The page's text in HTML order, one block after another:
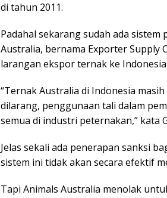
di tahun 2011.
Padahal sekarang sudah ada
Australia, bernama Exporter Supply
larangan ekspor ternak ke
“Ternak Australia di Indonesia
dilarang, penggunaan tali dalam
semua di industri peternakan,” kata
Jelas sekali ada penerapan sanksi
sistem ini tidak akan secara efektif
Tapi Animals Australia menolak